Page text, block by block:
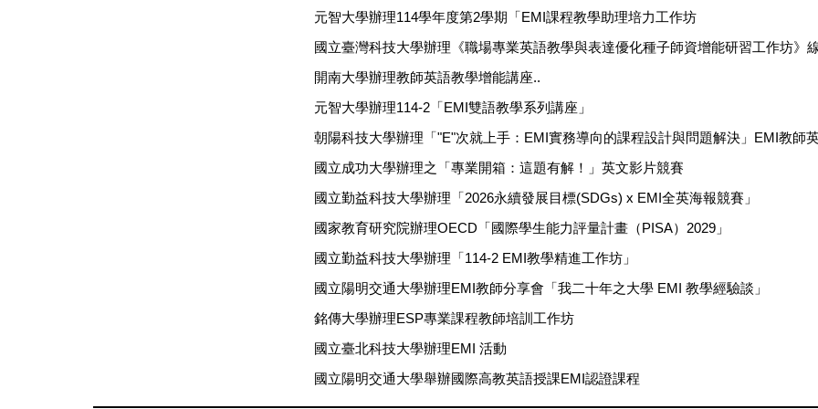
元智大學辦理114學年度第2學期「EMI課程教學助理培力工作坊
國立臺灣科技大學辦理《職場專業英語教學與表達優化種子師資增能研習工作坊》
開南大學辦理教師英語教學增能講座..
元智大學辦理114-2「EMI雙語教學系列講座」
朝陽科技大學辦理「"E"次就上手：EMI實務導向的課程設計與問題解決」EMI教師
國立成功大學辦理之「專業開箱：這題有解！」英文影片競賽
國立勤益科技大學辦理「2026永續發展目標(SDGs) x EMI全英海報競賽」
國家教育研究院辦理OECD「國際學生能力評量計畫（PISA）2029」
國立勤益科技大學辦理「114-2 EMI教學精進工作坊」
國立陽明交通大學辦理EMI教師分享會「我二十年之大學 EMI 教學經驗談」
銘傳大學辦理ESP專業課程教師培訓工作坊
國立臺北科技大學辦理EMI 活動
國立陽明交通大學舉辦國際高教英語授課EMI認證課程